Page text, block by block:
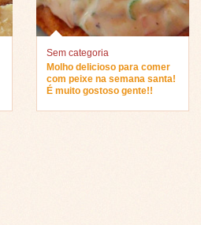
Sem categoria
Molho delicioso para comer
com peixe na semana santa!
É muito gostoso gente!!